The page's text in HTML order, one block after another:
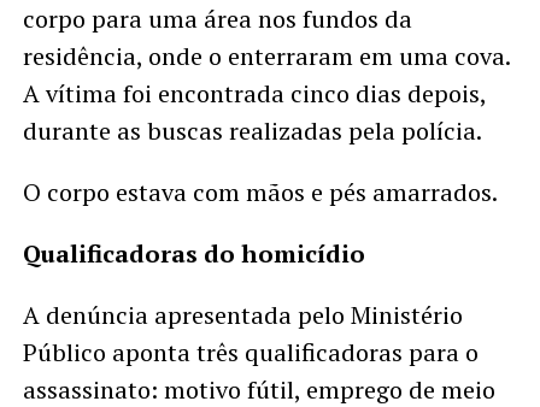
corpo para uma área nos fundos da
residência, onde o enterraram em uma cova.
A vítima foi encontrada cinco dias depois,
durante as buscas realizadas pela polícia.
O corpo estava com mãos e pés amarrados.
Qualificadoras do homicídio
A denúncia apresentada pelo Ministério
Público aponta três qualificadoras para o
assassinato: motivo fútil, emprego de meio